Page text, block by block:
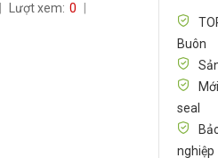
Lượt xem: 0
Buôn
seal
nghiệp